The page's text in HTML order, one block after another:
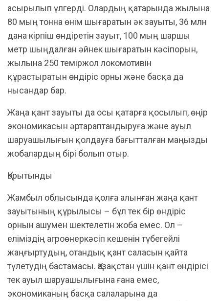
асырылып үлгерді. Олардың қатарында жылына
80 мың тонна өнім шығаратын әк зауыты, 36 млн
дана кірпіш өндіретін зауыт, 100 мың шаршы
метр шыңдалған әйнек шығаратын кәсіпорын,
жылына 250 теміржол локомотивін
құрастыратын өндіріс орны және басқа да
нысандар бар.
Жаңа қант зауыты да осы қатарға қосылып, өңір
экономикасын әртараптандыруға және ауыл
шаруашылығын қолдауға бағытталған маңызды
жобалардың бірі болып отыр.
Қорытынды
Жамбыл облысында қолға алынған жаңа қант
зауытының құрылысы – бұл тек бір өндіріс
орнын ашумен шектелетін жоба емес. Ол –
еліміздің агроөнеркәсіп кешенін түбегейлі
жаңғыртудың, отандық қант саласын қайта
түлетудің бастамасы. Қазақстан үшін қант өндірісі
тек ауыл шаруашылығына ғана емес,
экономиканың басқа салаларына да